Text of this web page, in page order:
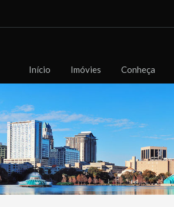
Início Imóvies Conheça